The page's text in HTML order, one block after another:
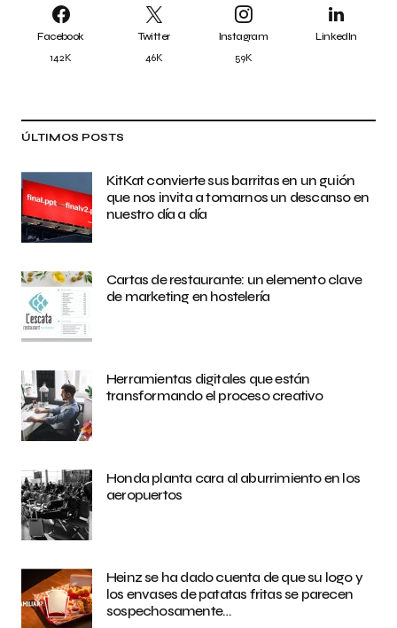
Facebook
142K
Twitter
46K
Instagram
59K
LinkedIn
ÚLTIMOS POSTS
KitKat convierte sus barritas en un guión
que nos invita a tomarnos un descanso en
nuestro día a día
Cartas de restaurante: un elemento clave
de marketing en hostelería
Herramientas digitales que están
transformando el proceso creativo
Honda planta cara al aburrimiento en los
aeropuertos
Heinz se ha dado cuenta de que su logo y
los envases de patatas fritas se parecen
sospechosamente…